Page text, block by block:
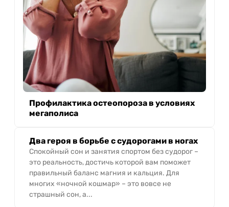
Профилактика остеопороза в условиях
мегаполиса
Два героя в борьбе с судорогами в ногах
Спокойный сон и занятия спортом без судорог –
это реальность, достичь которой вам поможет
правильный баланс магния и кальция. Для
многих «ночной кошмар» – это вовсе не
страшный сон, а...